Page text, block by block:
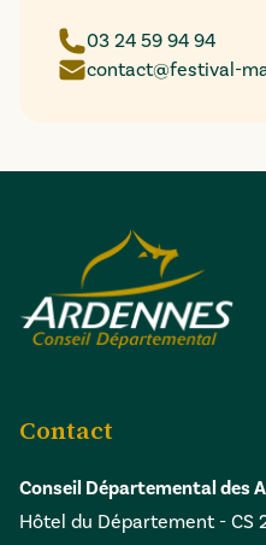
03 24 59 94 94
contact@festival-
Contact
Conseil Départemental des
Hôtel du Département - CS